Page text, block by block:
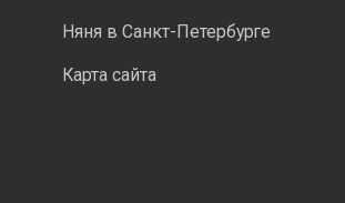
Няня в Санкт-Петербурге
Карта сайта